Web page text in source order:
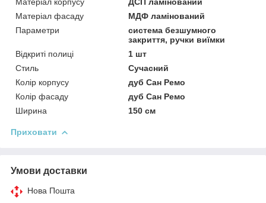
Матеріал фасаду
МДФ ламінований
Параметри
система безшумного
закриття, ручки виїмки
Відкриті полиці
1 шт
Стиль
Сучасний
Колір корпусу
дуб Сан Ремо
Колір фасаду
дуб Сан Ремо
Ширина
150 см
Приховати
Умови доставки
Нова Пошта